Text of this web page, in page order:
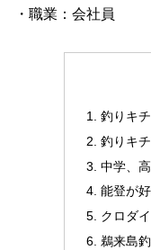
・職業：会社員
釣りキ
釣りキ
中学、
能登が
クロダ
鵜来島